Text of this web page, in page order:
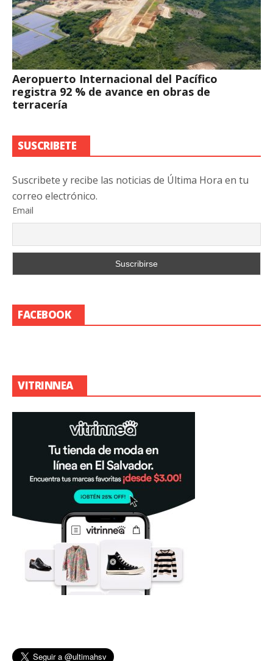
Aeropuerto Internacional del Pacífico
registra 92 % de avance en obras de
terracería
SUSCRIBETE
Suscribete y recibe las noticias de Última Hora en tu
correo electrónico.
Email
FACEBOOK
VITRINNEA